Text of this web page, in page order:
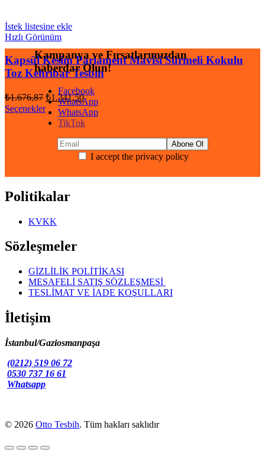
İstek listesine ekle
Hızlı Görünüm
Kapsül Kesim Parlament Mavisi Sürmeli Kokulu
Toz Kehribar Tesbih
₺1.676,87 Orijinal
fiyat:
₺1.676,87.
₺1.341,50Şu
andaki
fiyat:
₺1.341,50.
Seçenekler
Kampanya ve Fırsatlarımızdan
haberdar Olun!
Facebook
WhatsApp
WhatsApp
TikTok
I accept the privacy policy
Politikalar
KVKK
Sözleşmeler
GİZLİLİK POLİTİKASI
MESAFELİ SATIŞ SÖZLEŞMESİ
TESLİMAT VE İADE KOŞULLARI
İletişim
İstanbul/Gaziosmanpaşa
(0212) 519 06 72
0530 737 16 61
Whatsapp
© 2026 Otto Tesbih. Tüm hakları saklıdır